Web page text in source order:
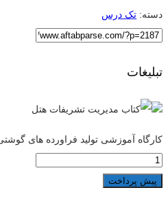
دسته: تک درس
تبلیغات
کارگاه آموزشی تولید فراورده های
پیش پرداخت